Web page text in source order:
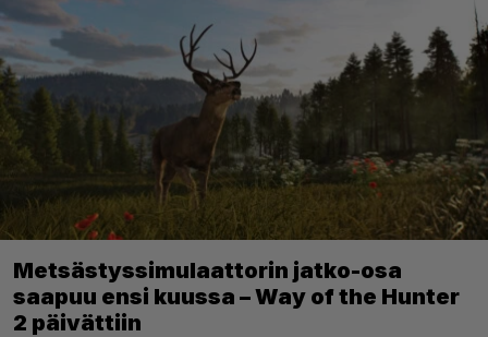
Metsästyssimulaattorin jatko-osa
saapuu ensi kuussa – Way of the Hunter
2 päivättiin